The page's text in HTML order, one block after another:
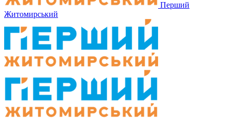
Перший
Житомирський